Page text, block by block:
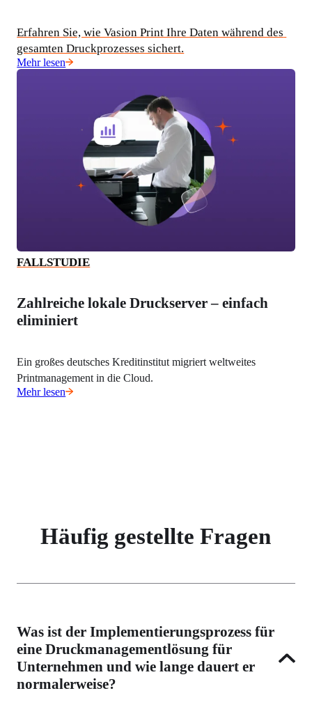
Erfahren Sie, wie Vasion Print Ihre Daten während des
gesamten Druckprozesses sichert.
Mehr lesen
FALLSTUDIE
Zahlreiche lokale Druckserver – einfach
eliminiert
Ein großes deutsches Kreditinstitut migriert weltweites
Printmanagement in die Cloud.
Mehr lesen
Häufig gestellte Fragen
Was ist der Implementierungsprozess für
eine Druckmanagementlösung für
Unternehmen und wie lange dauert er
normalerweise?